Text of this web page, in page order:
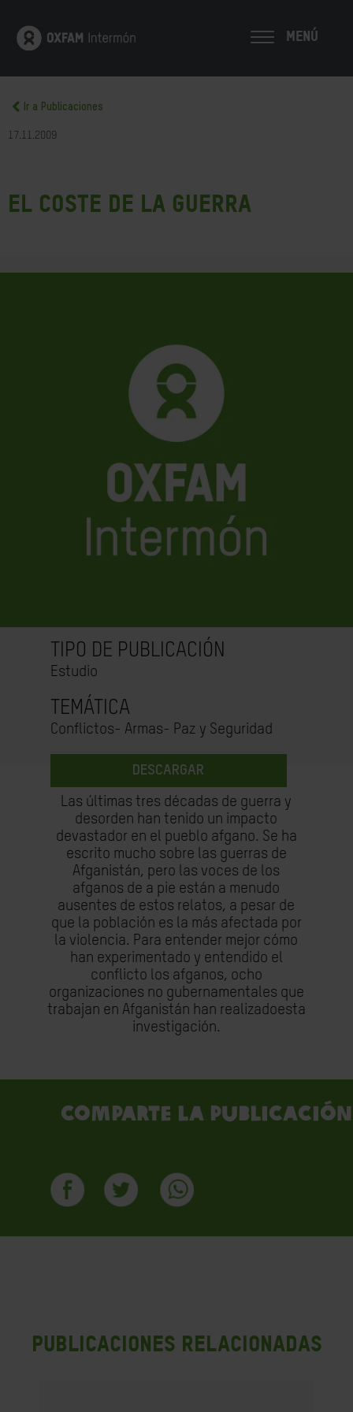
MENÚ
Ir a Publicaciones
17.11.2009
El Coste de la Guerra
TIPO DE PUBLICACIÓN
Estudio
TEMÁTICA
Conflictos- Armas- Paz y Seguridad
DESCARGAR
Las últimas tres décadas de guerra y
desorden han tenido un impacto
devastador en el pueblo afgano. Se ha
escrito mucho sobre las guerras de
Afganistán, pero las voces de los
afganos de a pie están a menudo
ausentes de estos relatos, a pesar de
que la población es la más afectada por
la violencia. Para entender mejor cómo
han experimentado y entendido el
conflicto los afganos, ocho
organizaciones no gubernamentales que
trabajan en Afganistán han realizadoesta
investigación.
Comparte la publicación
PUBLICACIONES RELACIONADAS